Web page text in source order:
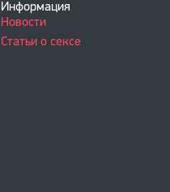
Информация
Новости
Статьи о сексе